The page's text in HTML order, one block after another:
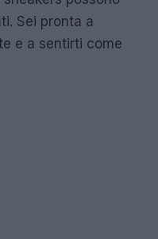
Sei pronta a
e a sentirti come